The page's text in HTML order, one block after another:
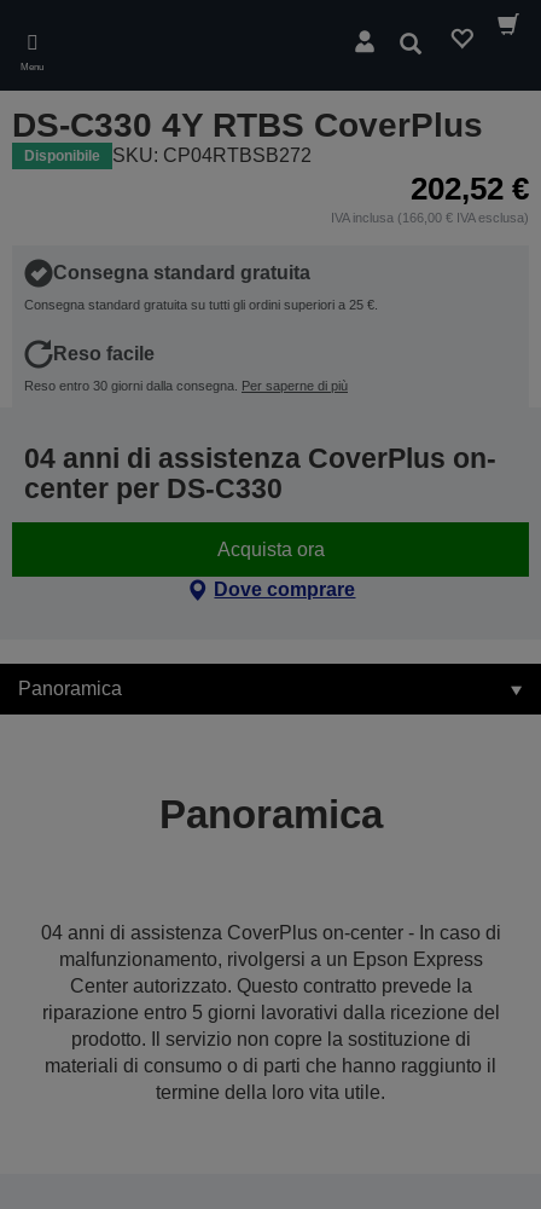
main
content
Menu
Cerca
DS-C330 4Y RTBS CoverPlus
Disponibile SKU: CP04RTBSB272
202,52 €
IVA inclusa (166,00 € IVA esclusa)
Consegna standard gratuita
Consegna standard gratuita su tutti gli ordini superiori a 25 €.
Reso facile
Reso entro 30 giorni dalla consegna. Per saperne di più
04 anni di assistenza CoverPlus on-
center per DS-C330
Acquista ora
Dove comprare
Panoramica
Panoramica
04 anni di assistenza CoverPlus on-center - In caso di
malfunzionamento, rivolgersi a un Epson Express
Center autorizzato. Questo contratto prevede la
riparazione entro 5 giorni lavorativi dalla ricezione del
prodotto. Il servizio non copre la sostituzione di
materiali di consumo o di parti che hanno raggiunto il
termine della loro vita utile.